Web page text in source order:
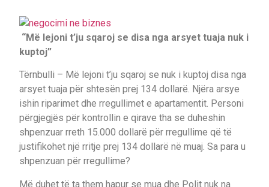
“Më lejoni t’ju sqaroj se disa nga arsyet tuaja nuk i
kuptoj”
Tërnbulli – Më lejoni t’ju sqaroj se nuk i kuptoj disa nga
arsyet tuaja për shtesën prej 134 dollarë. Njëra arsye
ishin riparimet dhe rregullimet e apartamentit. Personi
përgjegjës për kontrollin e qirave tha se duheshin
shpenzuar rreth 15.000 dollarë për rregullime që të
justifikohet një rritje prej 134 dollarë në muaj. Sa para u
shpenzuan për rregullime?
Më duhet të ta them hapur se mua dhe Polit nuk na